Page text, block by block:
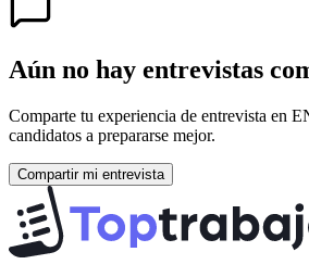
Aún no hay entrevistas
Comparte tu experiencia de entrevista en
candidatos a prepararse mejor.
Compartir mi entrevista